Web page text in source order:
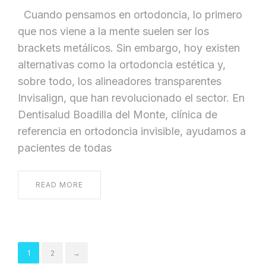
Cuando pensamos en ortodoncia, lo primero
que nos viene a la mente suelen ser los
brackets metálicos. Sin embargo, hoy existen
alternativas como la ortodoncia estética y,
sobre todo, los alineadores transparentes
Invisalign, que han revolucionado el sector. En
Dentisalud Boadilla del Monte, clínica de
referencia en ortodoncia invisible, ayudamos a
pacientes de todas
READ MORE
1 2 →